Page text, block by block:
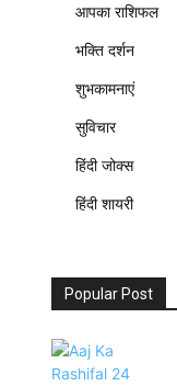
आपका राशिफल
भक्ति दर्शन
शुभकामनाएं
सुविचार
हिंदी जोक्स
हिंदी शायरी
Popular Post